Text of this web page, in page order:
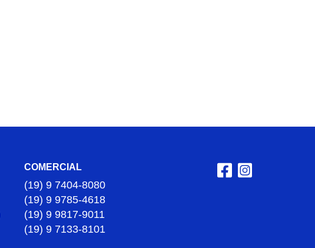
COMERCIAL
(19) 9 7404-8080
(19) 9 9785-4618
(19) 9 9817-9011
(19) 9 7133-8101